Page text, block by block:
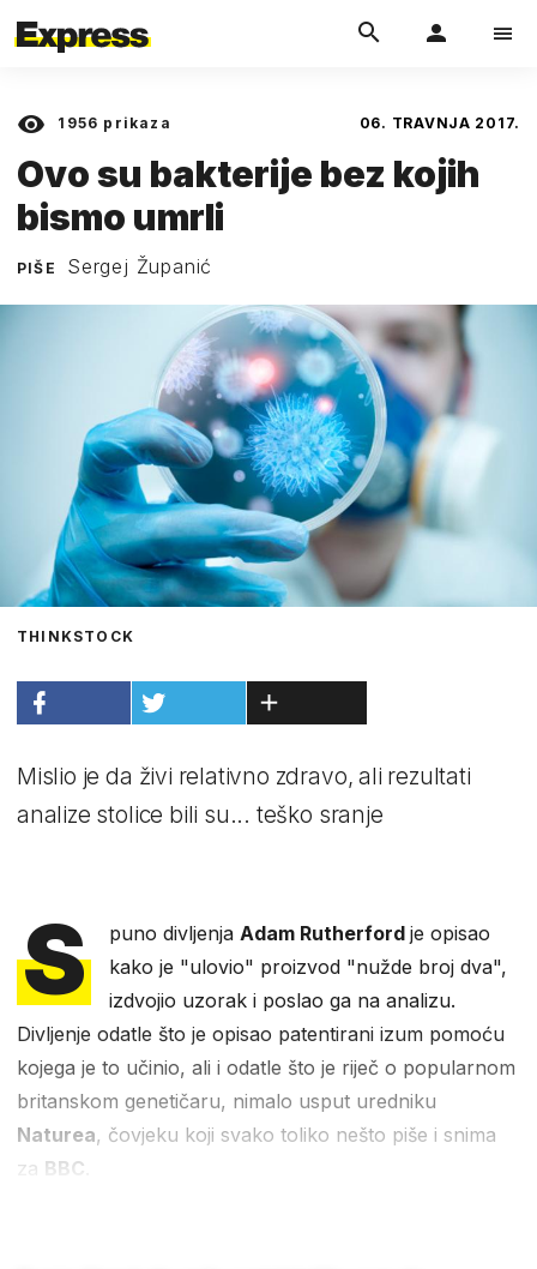
1956 prikaza 06. TRAVNJA 2017.
Ovo su bakterije bez kojih
bismo umrli
PIŠE Sergej Županić
THINKSTOCK
Mislio je da živi relativno zdravo, ali rezultati
analize stolice bili su... teško sranje
S puno divljenja Adam Rutherfordje opisao
kako je "ulovio" proizvod "nužde broj dva",
izdvojio uzorak i poslao ga na analizu.
Divljenje odatle što je opisao patentirani izum pomoću
kojega je to učinio, ali i odatle što je riječ o popularnom
britanskom genetičaru, nimalo usput uredniku
Naturea, čovjeku koji svako toliko nešto piše i snima
za BBC